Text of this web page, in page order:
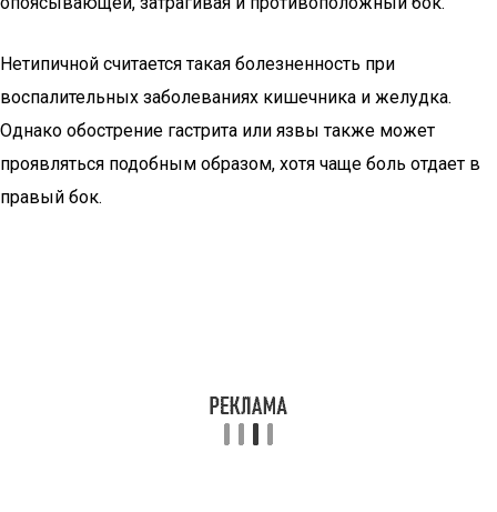
Нетипичной считается такая болезненность при
воспалительных заболеваниях кишечника и желудка.
Однако обострение гастрита или язвы также может
проявляться подобным образом, хотя чаще боль отдает в
правый бок.